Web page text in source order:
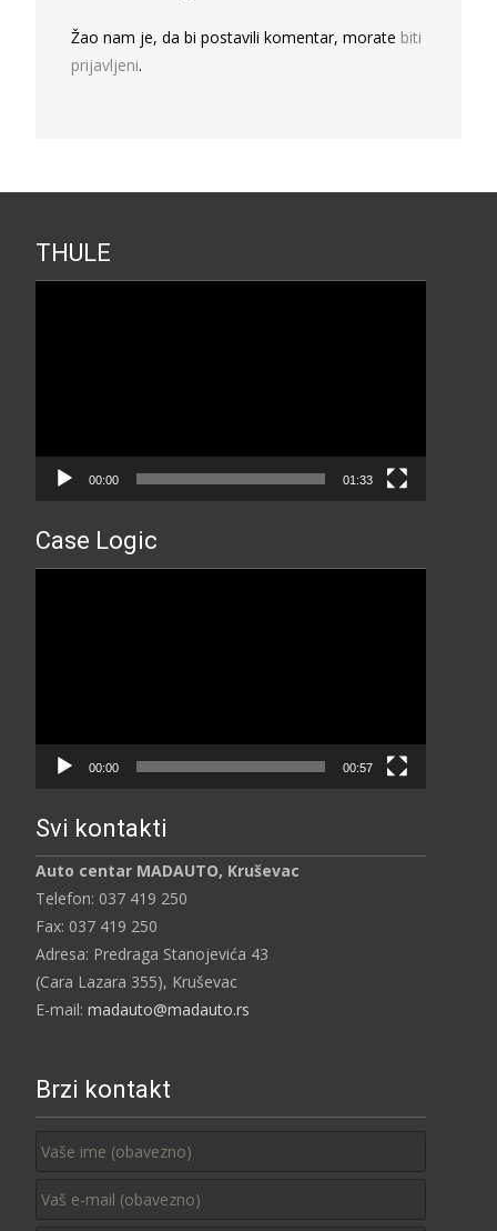
Žao nam je, da bi postavili komentar, morate biti
prijavljeni.
THULE
00:00 01:33
Case Logic
00:00 00:57
Svi kontakti
Auto centar MADAUTO, Kruševac
Telefon: 037 419 250
Fax: 037 419 250
Adresa: Predraga Stanojevića 43
(Cara Lazara 355), Kruševac
E-mail: madauto@madauto.rs
Brzi kontakt